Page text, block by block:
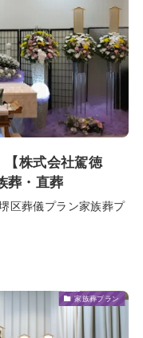
【株式会社駕徳
葬・直葬
区葬儀プラン家族葬プ
家族葬プラン